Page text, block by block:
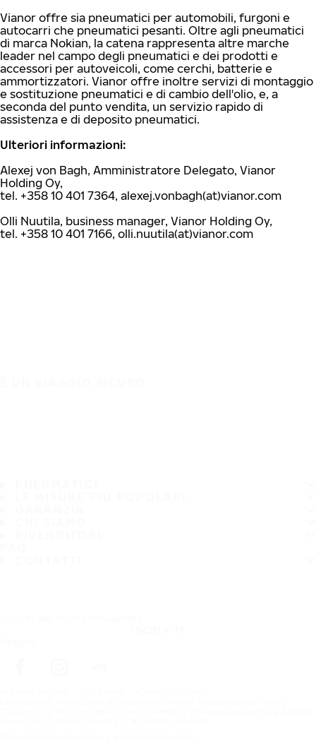
Vianor offre sia pneumatici per automobili, furgoni e
autocarri che pneumatici pesanti. Oltre agli pneumatici
di marca Nokian, la catena rappresenta altre marche
leader nel campo degli pneumatici e dei prodotti e
accessori per autoveicoli, come cerchi, batterie e
ammortizzatori. Vianor offre inoltre servizi di montaggio
e sostituzione pneumatici e di cambio dell'olio, e, a
seconda del punto vendita, un servizio rapido di
assistenza e di deposito pneumatici.
Ulteriori informazioni:
Alexej von Bagh, Amministratore Delegato, Vianor
Holding Oy,
tel. +358 10 401 7364, alexej.vonbagh(at)vianor.com
Olli Nuutila, business manager, Vianor Holding Oy,
tel. +358 10 401 7166, olli.nuutila(at)vianor.com